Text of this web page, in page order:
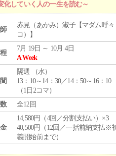
していく人の一生を読む～
赤見（あかみ）淑子【マダム呼々
コ）】
7月 19日 ～ 10月 4日
A Week
隔週 （水）
13：10～14：30／14：50～16：10
（1日2コマ）
全12回
14,580円（4回／分割支払い）×3
40,500円（12回／一括前納支払※
義開始前まで）